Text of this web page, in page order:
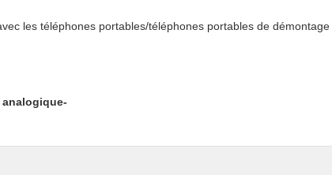
les téléphones portables/téléphones portables de